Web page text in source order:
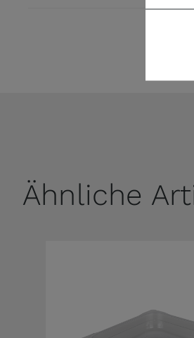
Ähnliche